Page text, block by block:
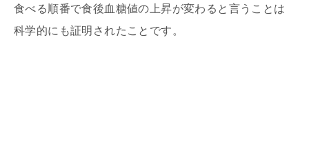
食べる順番で食後血糖値の上昇が変わると言うことは
科学的にも証明されたことです。